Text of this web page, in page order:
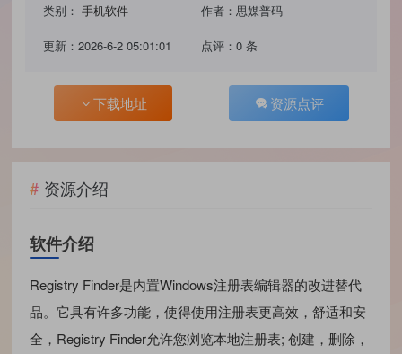
类别：手机软件 作者：思媒普码
更新：2026-6-2 05:01:01 点评：0 条
下载地址 资源点评
资源介绍
软件介绍
Registry Finder是内置Windows注册表编辑器的改进替代
品。它具有许多功能，使得使用注册表更高效，舒适和安
全，Registry Finder允许您浏览本地注册表; 创建，删除，